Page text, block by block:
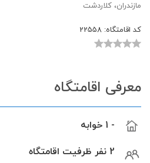
مازندران، کلاردشت
کد اقامتگاه:
معرفی اقامتگاه
- 1 خوابه
2 نفر ظرفیت اقامتگاه